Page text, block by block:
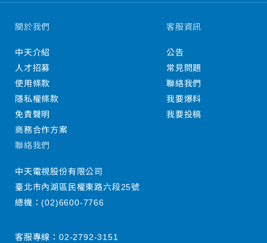
關於我們
中天介紹
人才招募
使用條款
隱私權條款
免責聲明
商務合作方案
客服資訊
公告
常見問題
聯絡我們
我要爆料
我要投稿
聯絡我們
中天電視股份有限公司
臺北市內湖區民權東路六段25號
總機：(02)6600-7766
客服專線： 02-2792-3151